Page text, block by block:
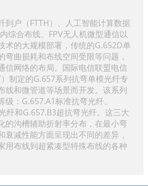
到户（FTTH）、人工智能计算数据
综合布线、FPV无人机微型通信以
术的大规模部署，传统的G.652D单
弯曲损耗和布线空间受限等问题，
信网络的布局。国际电信联盟电信
制定的G.657系列抗弯单模光纤专
线和微管道等场景而开发。该系列
级：G.657.A1标准抗弯光纤、
纤和G.657.B3超抗弯光纤。这三大
的沟槽辅助折射率分布，在最小弯
衰减性能方面呈现出不同的差异，
用布线到超紧凑型特殊布线的各种